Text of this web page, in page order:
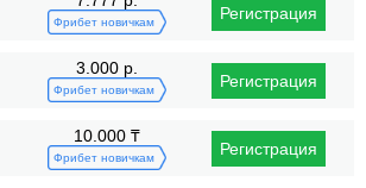
Фрибет новичкам Регистрация
3.000 р.
Фрибет новичкам Регистрация
10.000 ₸
Фрибет новичкам Регистрация